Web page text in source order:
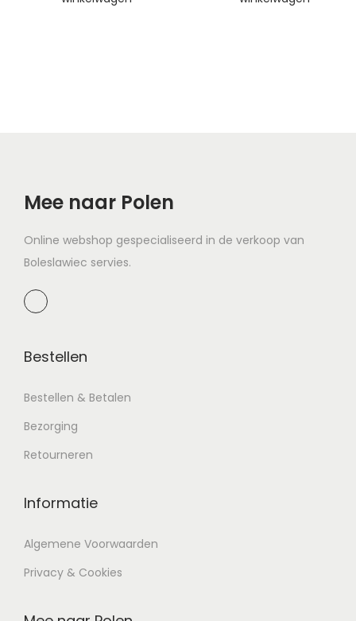
Mee naar Polen
Online webshop gespecialiseerd in de verkoop van
Boleslawiec servies.
Bestellen
Bestellen & Betalen
Bezorging
Retourneren
Informatie
Algemene Voorwaarden
Privacy & Cookies